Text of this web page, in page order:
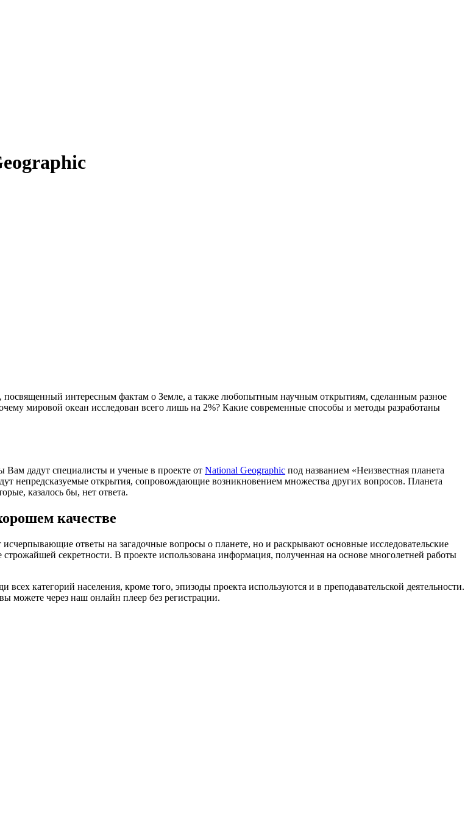
посвященный интересным фактам о Земле, а также любопытным научным открытиям, сделанным разное
мировой океан исследован всего лишь на 2%? Какие современные способы и методы разработаны
Вам дадут специалисты и ученые в проекте от National Geographic под названием «Неизвестная планета
непредсказуемые открытия, сопровождающие возникновением множества других вопросов. Планета
казалось бы, нет ответа.
качестве
ответы на загадочные вопросы о планете, но и раскрывают основные исследовательские
секретности. В проекте использована информация, полученная на основе многолетней работы
всех категорий населения, кроме того, эпизоды проекта используются и в преподавательской деятельности.
можете через наш онлайн плеер без регистрации.